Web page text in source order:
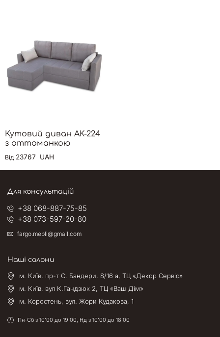
Кутовий диван AK-224
з оттоманкою
Від 23767 UAH
Для консультацій
+38 068-887-75-85
+38 073-597-20-80
fargo.mebli@gmail.com
Наші салони
м. Київ, пр-т С. Бандери, 8/16 а, ТЦ «Декор Сервіс»
м. Київ, вул К.Гандзюк 2, ТЦ «Ваш Дім»
м. Коростень, вул. Жори Кудакова, 1
Пн-Сб з 10:00 до 19:00, Нд з 10:00 до 18:00